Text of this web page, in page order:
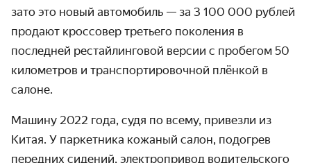
зато это новый автомобиль — за 3 100 000 рублей
продают кроссовер третьего поколения в
последней рестайлинговой версии с пробегом 50
километров и транспортировочной плёнкой в
салоне.
Машину 2022 года, судя по всему, привезли из
Китая. У паркетника кожаный салон, подогрев
передних сидений, электропривод водительского